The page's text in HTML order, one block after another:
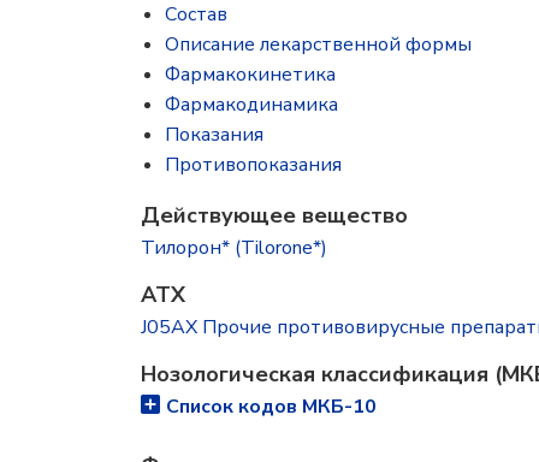
Состав
Описание лекарственной формы
Фармакокинетика
Фармакодинамика
Показания
Противопоказания
Действующее вещество
Тилорон* (Tilorone*)
ATX
J05AX Прочие противовирусные
Нозологическая классификация
Список кодов МКБ-10